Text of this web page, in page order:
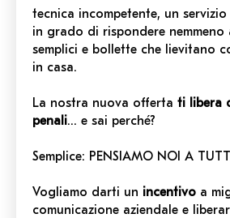
tecnica incompetente, un
in grado di rispondere nemmeno
semplici e bollette che lievitano
in casa.
La nostra nuova offerta ti libera
penali… e sai perché?
Semplice: PENSIAMO NOI A
Vogliamo darti un incentivo a
comunicazione aziendale e